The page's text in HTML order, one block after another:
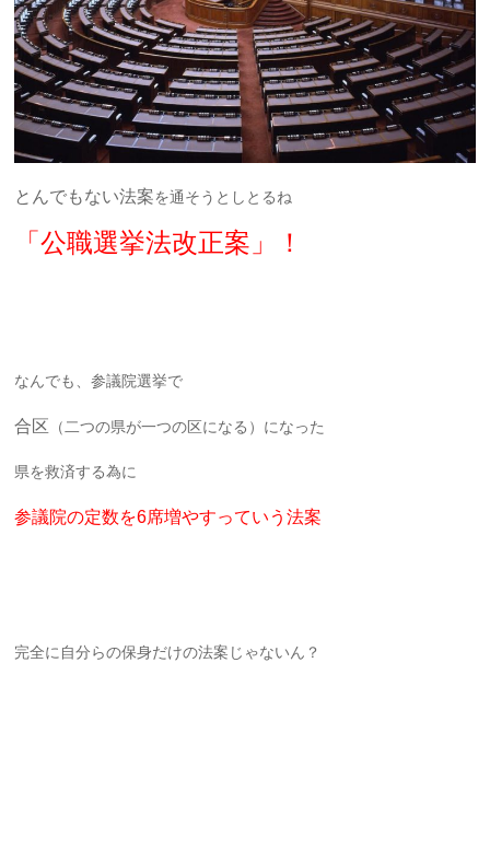
とんでもない法案を通そうとしとるね
「公職選挙法改正案」！
なんでも、参議院選挙で
合区 （二つの県が一つの区になる）になった
県を救済する為に
参議院の定数を6席増やすっていう法案
完全に自分らの保身だけの法案じゃないん？